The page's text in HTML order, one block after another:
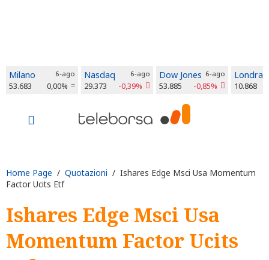
Milano 6-ago
53.683 0,00%
Nasdaq 6-ago
29.373 -0,39%
Dow Jones 6-ago
53.885 -0,85%
Londra
10.868
Home Page / Quotazioni / Ishares Edge Msci Usa Momentum
Factor Ucits Etf
Ishares Edge Msci Usa
Momentum Factor Ucits